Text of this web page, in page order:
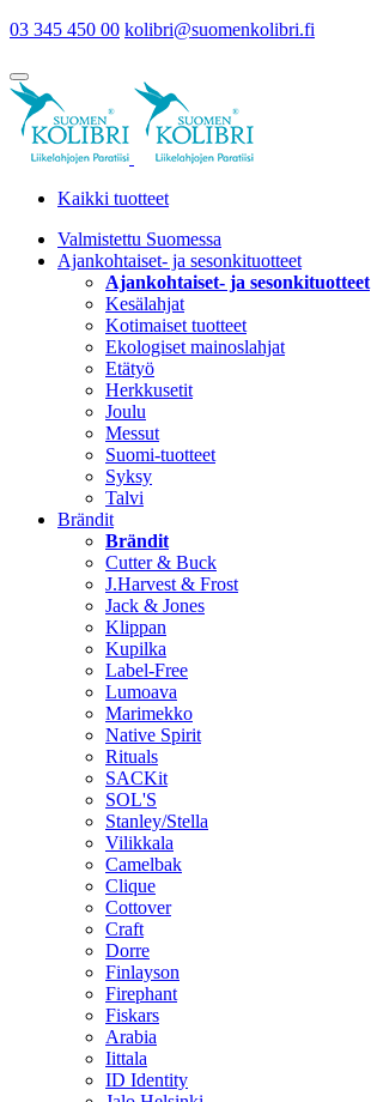
03 345 450 00 kolibri@suomenkolibri.fi
Kaikki tuotteet
Valmistettu Suomessa
Ajankohtaiset- ja sesonkituotteet
Ajankohtaiset- ja sesonkituotteet
Kesälahjat
Kotimaiset tuotteet
Ekologiset mainoslahjat
Etätyö
Herkkusetit
Joulu
Messut
Suomi-tuotteet
Syksy
Talvi
Brändit
Brändit
Cutter & Buck
J.Harvest & Frost
Jack & Jones
Klippan
Kupilka
Label-Free
Lumoava
Marimekko
Native Spirit
Rituals
SACKit
SOL'S
Stanley/Stella
Vilikkala
Camelbak
Clique
Cottover
Craft
Dorre
Finlayson
Firephant
Fiskars
Arabia
Iittala
ID Identity